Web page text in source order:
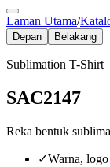
Laman Utama/
Depan Belakang
Sublimation T-Shirt
SAC2147
Reka bentuk
✓Warna,